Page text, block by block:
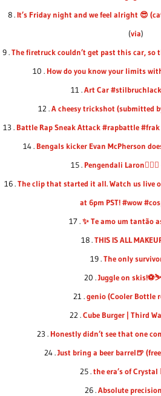
8 .It’s Friday night and we feel alright 😎
(via)
9 .The firetruck couldn’t get past this car, so
10 . How do you know your limits
11 .Art Car
12 .A cheesy trickshot (submitted
13 . Battle Rap Sneak Attack #rapbattle
14 . Bengals kicker Evan McPherson
15 . Pengendali
16 .The clip that started it all. Watch us live
at 6pm PST! #wow
17 .✨ Te amo um tantão
18 .THIS IS ALL
19 .The only
20 .Juggle on
21 .genio (Cooler Bottle
22 .Cube Burger | Third
23 . Honestly didn’t see that one
24 .Just bring a beer barrel🍺
25 .the era’s of Crystal
26 .Absolute